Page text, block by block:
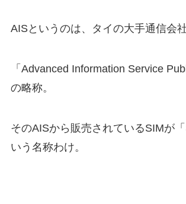
AISというのは、タイの大手通信会社
「Advanced Information Service
の略称。
そのAISから販売されているSIMが
いう名称わけ。